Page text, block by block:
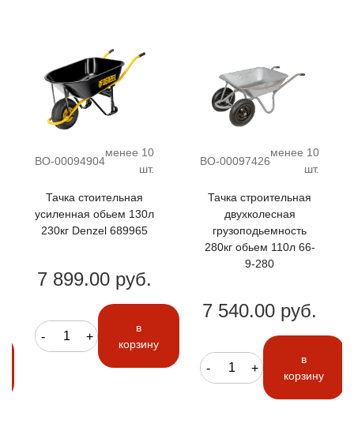
ВО-00094904
менее 10
шт.
Тачка стоительная
усиленная обьем 130л
230кг Denzel 689965
7 899.00 руб.
- +
в
корзину
ВО-00097426
менее 10
шт.
Тачка строительная
двухколесная
грузоподьемность
280кг обьем 110л 66-
9-280
7 540.00 руб.
- +
в
корзину